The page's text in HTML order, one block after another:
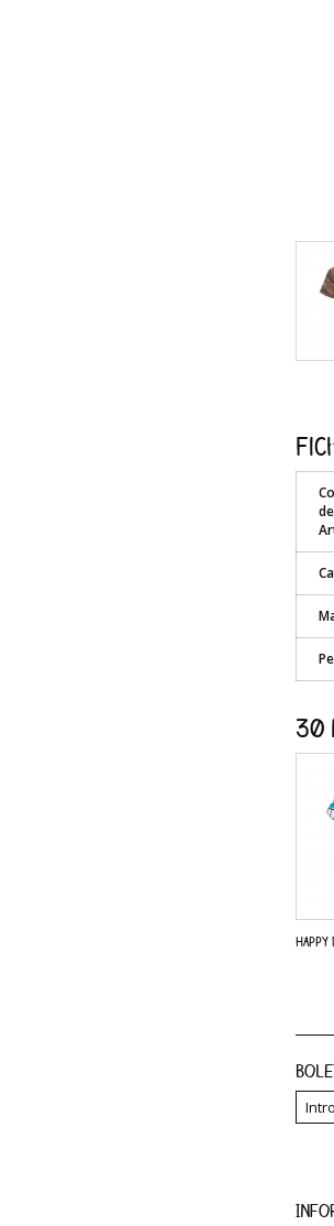
de
30
Happy